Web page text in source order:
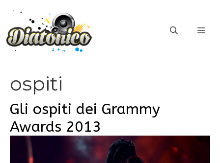
contenuto
ospiti
Gli ospiti dei Grammy
Awards 2013